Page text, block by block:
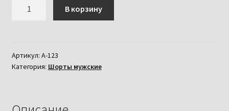
рвані
Adam
джинс
В корзину
Артикул: A-123
Категория: Шорты мужские